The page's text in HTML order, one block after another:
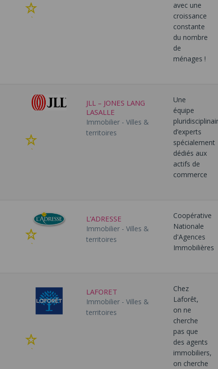
à
avec une
croissance
constante
du nombre
de
ménages !
à
JLL – JONES LANG
LASALLE
Immobilier - Villes &
territoires
Une
équipe
d’experts
spécialement
dédiés aux
actifs de
commerce
à
L’ADRESSE
Immobilier - Villes &
territoires
Coopérative
Nationale
d'Agences
Immobilières
à
LAFORET
Immobilier - Villes &
territoires
Chez
Laforêt,
on ne
cherche
pas que
des agents
immobiliers,
on cherche